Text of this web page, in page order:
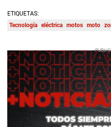
ETIQUETAS:
Tecnología eléctrica motos moto